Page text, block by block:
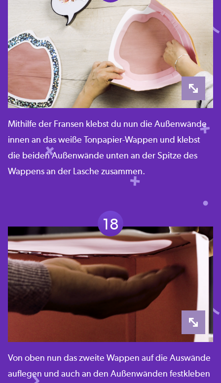
Mithilfe der Fransen klebst du nun die Außenwände
innen an das weiße Tonpapier-Wappen und klebst
die beiden Außenwände unten an der Spitze des
Wappens an der Lasche zusammen.
18
Von oben nun das zweite Wappen auf die Auswände
auflegen und auch an den Außenwänden festkleben